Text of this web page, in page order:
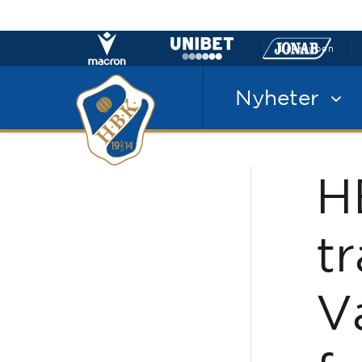
Nyheter
Laxacupen